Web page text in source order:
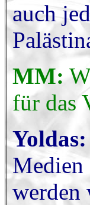
auch
MM:
für das
Yoldas:
Medien
werden